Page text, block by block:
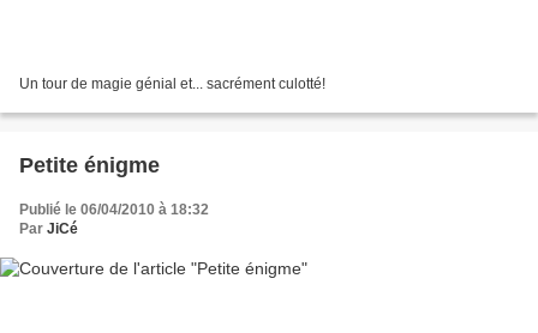
Un tour de magie génial et... sacrément culotté!
Petite énigme
Publié le 06/04/2010 à 18:32
Par JiCé